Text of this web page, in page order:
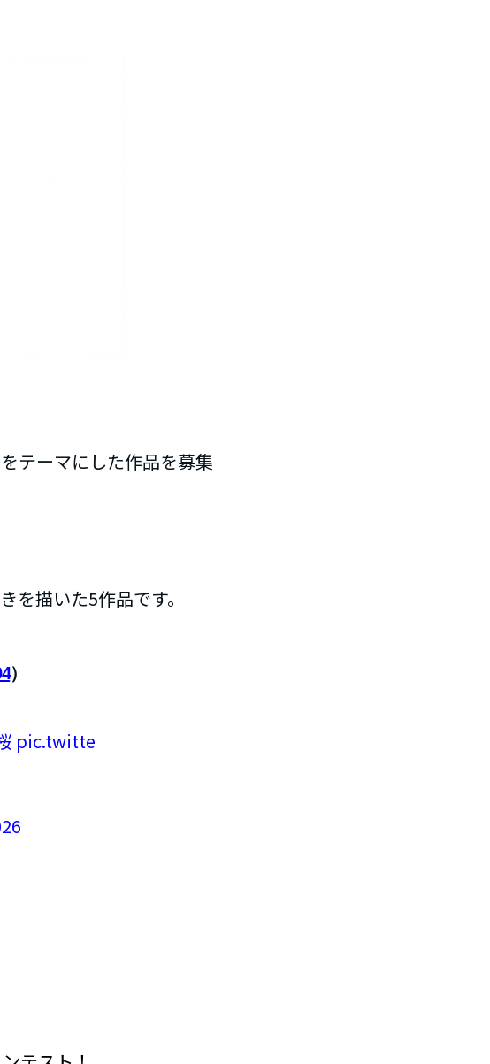
テーマにした作品を募集
を描いた5作品です。
）
pic.twitte